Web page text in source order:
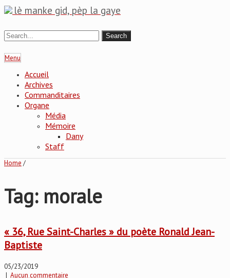
lè manke gid, pèp la gaye
Menu
Accueil
Archives
Commanditaires
Organe
Média
Mémoire
Dany
Staff
Home /
Tag: morale
« 36, Rue Saint-Charles » du poète Ronald Jean-
Baptiste
05/23/2019
| Aucun commentaire